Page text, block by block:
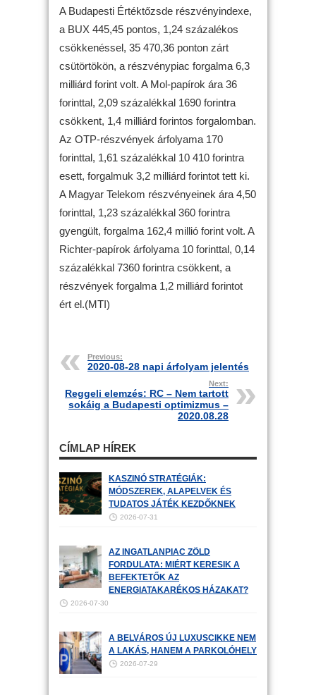
A Budapesti Értéktőzsde részvényindexe,
a BUX 445,45 pontos, 1,24 százalékos
csökkenéssel, 35 470,36 ponton zárt
csütörtökön, a részvénypiac forgalma 6,3
milliárd forint volt. A Mol-papírok ára 36
forinttal, 2,09 százalékkal 1690 forintra
csökkent, 1,4 milliárd forintos forgalomban.
Az OTP-részvények árfolyama 170
forinttal, 1,61 százalékkal 10 410 forintra
esett, forgalmuk 3,2 milliárd forintot tett ki.
A Magyar Telekom részvényeinek ára 4,50
forinttal, 1,23 százalékkal 360 forintra
gyengült, forgalma 162,4 millió forint volt. A
Richter-papírok árfolyama 10 forinttal, 0,14
százalékkal 7360 forintra csökkent, a
részvények forgalma 1,2 milliárd forintot
ért el.(MTI)
Previous:
2020-08-28 napi árfolyam jelentés
Next:
Reggeli elemzés: RC – Nem tartott
sokáig a Budapesti optimizmus –
2020.08.28
CÍMLAP HÍREK
KASZINÓ STRATÉGIÁK:
MÓDSZEREK, ALAPELVEK ÉS
TUDATOS JÁTÉK KEZDŐKNEK
2026-07-31
AZ INGATLANPIAC ZÖLD
FORDULATA: MIÉRT KERESIK A
BEFEKTETŐK AZ
ENERGIATAKARÉKOS HÁZAKAT?
2026-07-30
A BELVÁROS ÚJ LUXUSCIKKE NEM
A LAKÁS, HANEM A PARKOLÓHELY
2026-07-29